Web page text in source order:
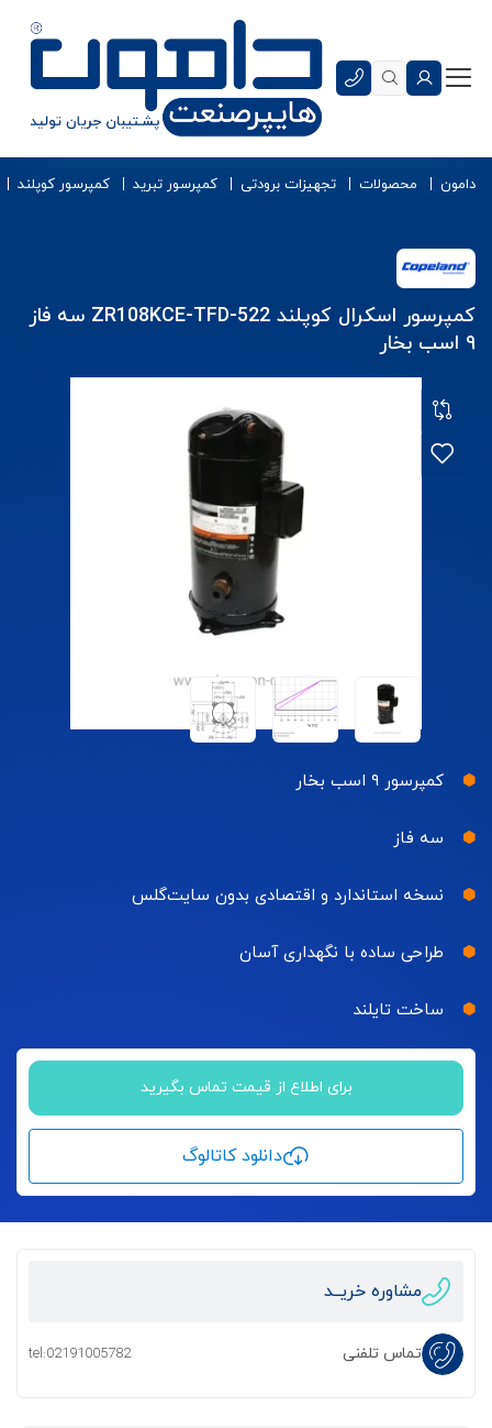
دامون محصولات تجهیزات برودتی کمپرسور تبرید کمپرسور کوپلند
کمپرسور اسکرال کوپلند ZR108KCE-TFD-522 سه فاز
۹ اسب بخار
کمپرسور ۹ اسب بخار
سه فاز
نسخه استاندارد و اقتصادی بدون سایت‌گلس
طراحی ساده با نگهداری آسان
ساخت تایلند
برای اطلاع از قیمت تماس بگیرید
دانلود کاتالوگ
مشاوره خریــد
تماس تلفنی tel:02191005782